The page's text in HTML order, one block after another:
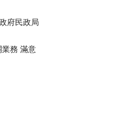
府民政局
業務 滿意